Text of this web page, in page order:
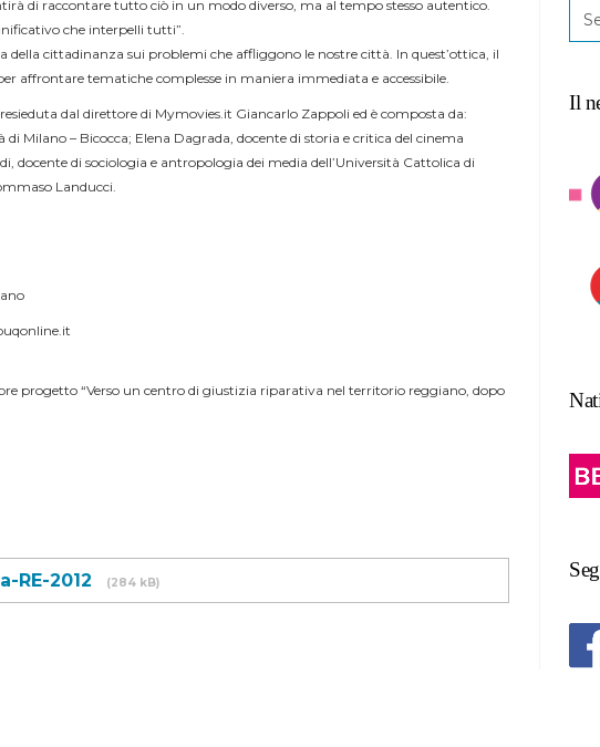
di raccontare tutto ciò in un modo diverso, ma al tempo stesso autentico.
che interpelli tutti”.
della cittadinanza sui problemi che affliggono le nostre città. In quest’ottica, il
affrontare tematiche complesse in maniera immediata e accessibile.
dal direttore di Mymovies.it Giancarlo Zappoli ed è composta da:
Milano – Bicocca; Elena Dagrada, docente di storia e critica del cinema
docente di sociologia e antropologia dei media dell’Università Cattolica di
Landucci.
progetto “Verso un centro di giustizia riparativa nel territorio reggiano, dopo
RE-2012 (284 kB)
Il